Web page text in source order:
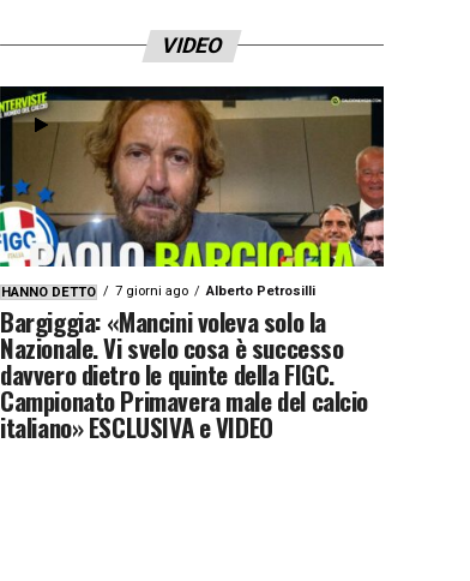
VIDEO
HANNO DETTO 7 giorni ago Alberto Petrosilli
Bargiggia: «Mancini voleva solo la
Nazionale. Vi svelo cosa è successo
davvero dietro le quinte della FIGC.
Campionato Primavera male del calcio
italiano» ESCLUSIVA e VIDEO